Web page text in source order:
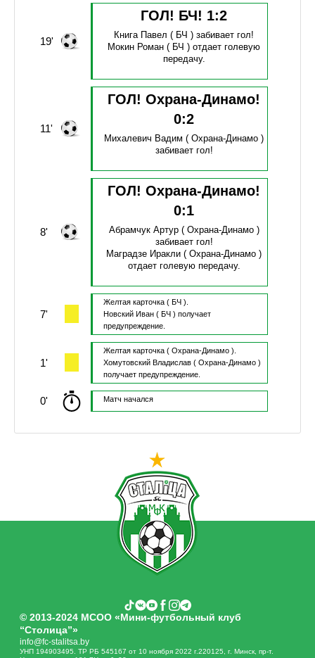
19'
ГОЛ! БЧ! 1:2
Книга Павел ( БЧ )забивает гол!
Мокин Роман ( БЧ )отдает голевую
передачу.
11'
ГОЛ! Охрана-Динамо!
0:2
Михалевич Вадим ( Охрана-Динамо )
забивает гол!
8'
ГОЛ! Охрана-Динамо!
0:1
Абрамчук Артур( Охрана-Динамо )
забивает гол!
Маградзе Иракли ( Охрана-Динамо )
отдает голевую передачу.
7'
Желтая карточка ( БЧ ).
Новский Иван( БЧ ) получает
предупреждение.
1'
Желтая карточка ( Охрана-Динамо ).
Хомутовский Владислав( Охрана-Динамо )
получает предупреждение.
0' Матч начался
© 2013-2024 МСОО «Мини-футбольный клуб
“Столица”»
info@fc-stalitsa.by
УНП 194903495. ТР РБ 545167 от 10 ноября 2022 г.220125, г. Минск, пр-т.